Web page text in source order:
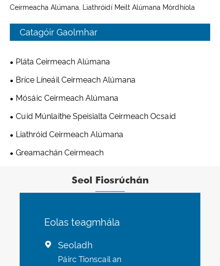
Ceirmeacha Alúmana, Liathróidí Meilt Alúmana Mórdhíola
Catagóir Gaolmhar
Pláta Ceirmeach Alúmana
Bríce Líneáil Ceirmeach Alúmana
Mósáic Ceirmeach Alúmana
Cuid Múnlaithe Speisialta Ceirmeach Ocsaíd
Liathróid Ceirmeach Alúmana
Greamachán Ceirmeach
Seol Fiosrúchán
Eolas teagmhála
 Seoladh
Páirc Tionscail an